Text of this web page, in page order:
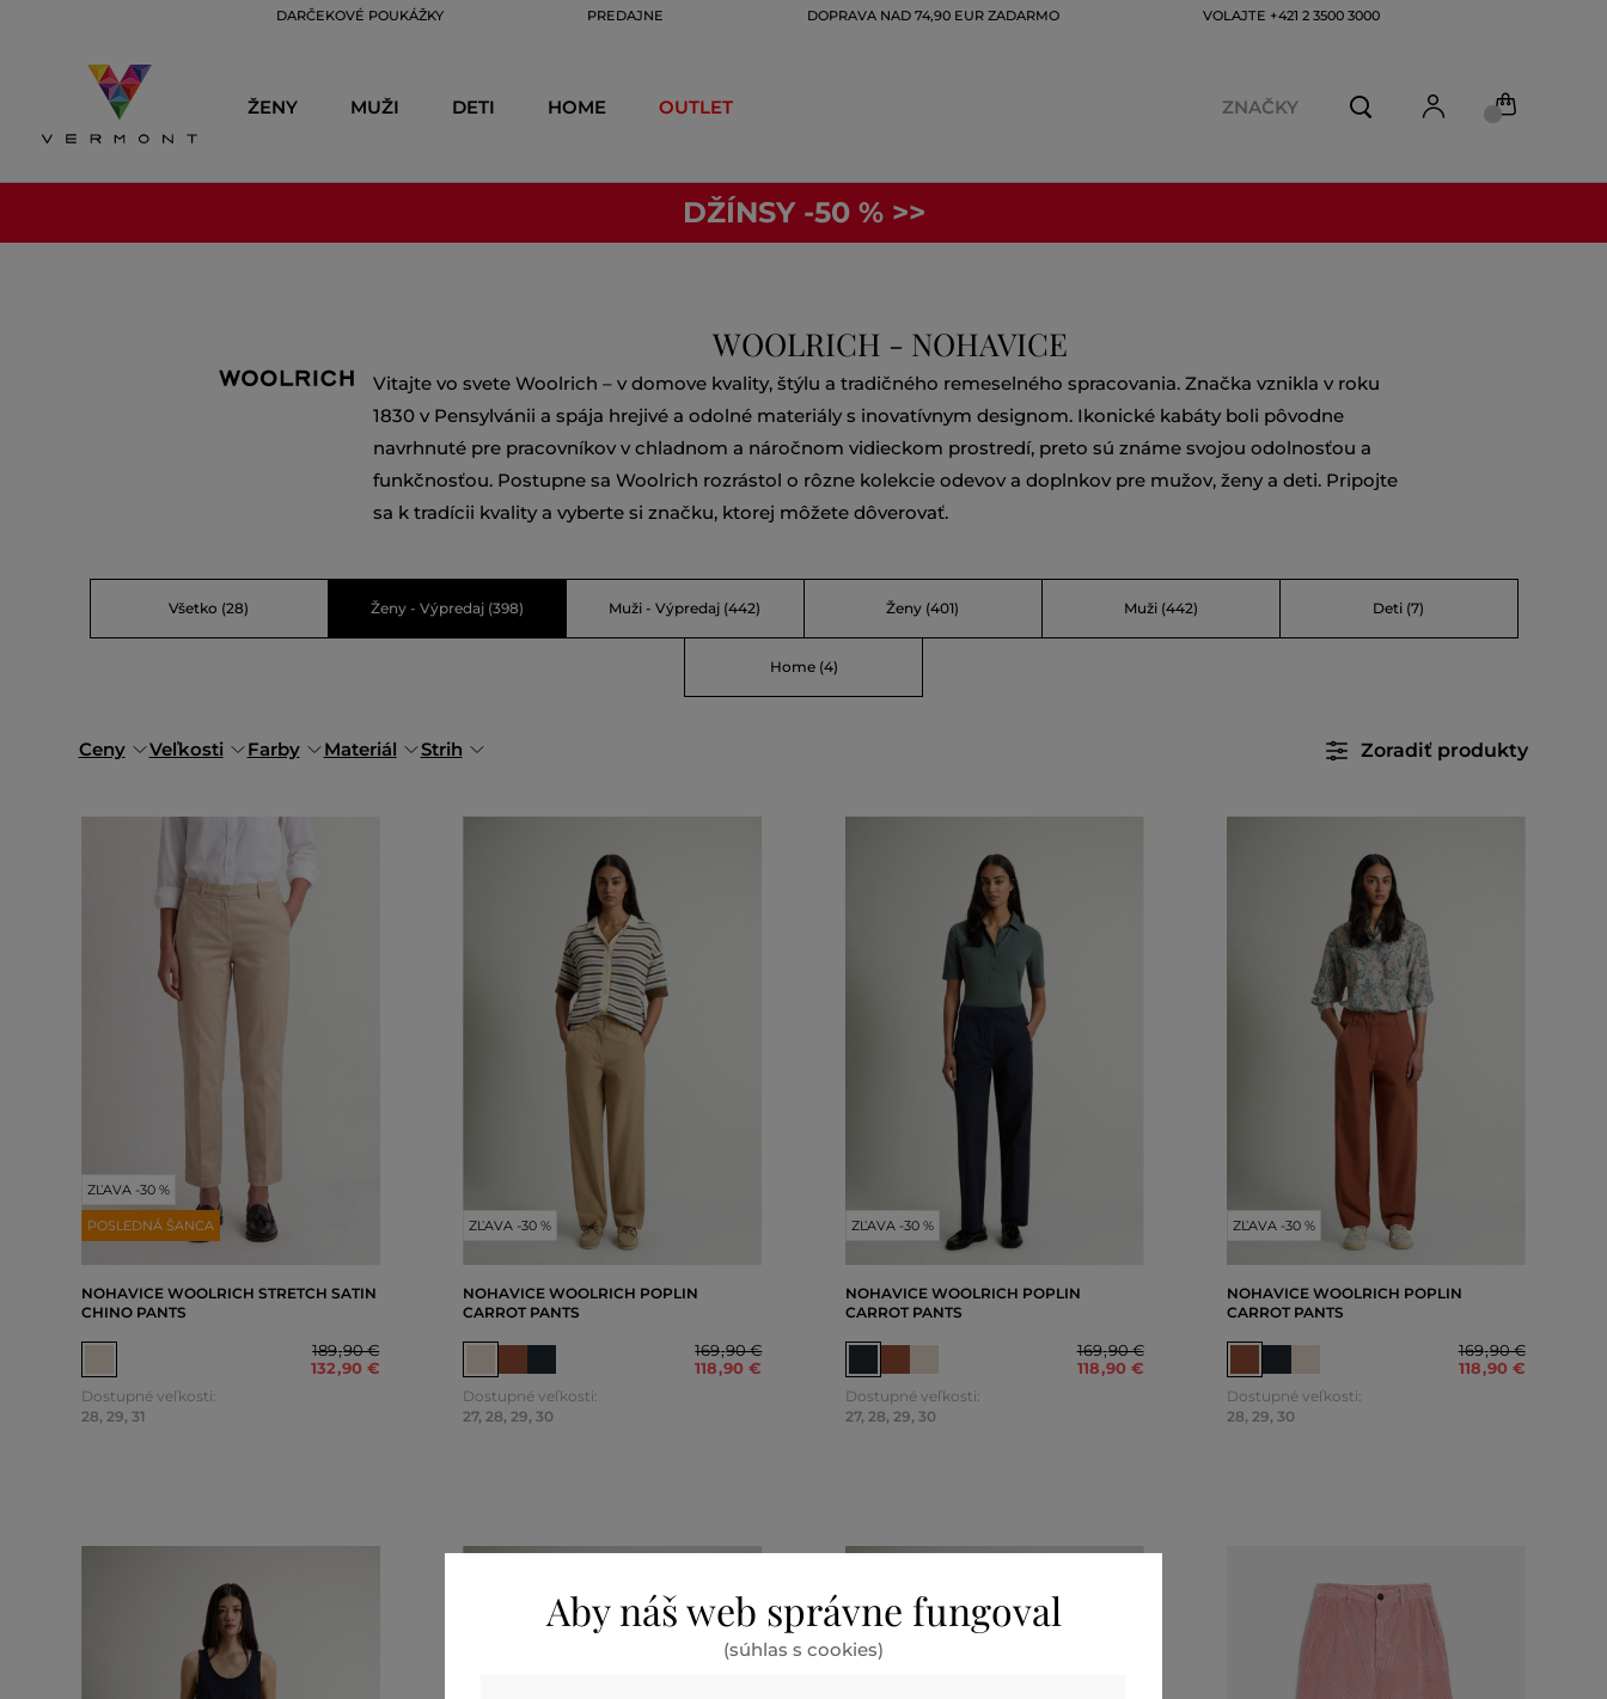
DARČEKOVÉ POUKÁŽKY PREDAJNE DOPRAVA NAD 74,90 EUR ZADARMO VOLAJTE +421 2 3500 3000
ŽENY MUŽI DETI HOME OUTLET ZNAČKY
DŽÍNSY -50 % >>
WOOLRICH - NOHAVICE
Vitajte vo svete Woolrich – v domove kvality, štýlu a tradičného remeselného spracovania. Značka vznikla v roku
1830 v Pensylvánii a spája hrejivé a odolné materiály s inovatívnym designom. Ikonické kabáty boli pôvodne
navrhnuté pre pracovníkov v chladnom a náročnom vidieckom prostredí, preto sú známe svojou odolnosťou a
funkčnosťou. Postupne sa Woolrich rozrástol o rôzne kolekcie odevov a doplnkov pre mužov, ženy a deti. Pripojte
sa k tradícii kvality a vyberte si značku, ktorej môžete dôverovať.
Všetko (28) Ženy - Výpredaj(398) Muži - Výpredaj (442) Ženy (401) Muži(442) Deti (7)
Home(4)
Ceny Veľkosti Farby Materiál Strih Zoradiť produkty
ZĽAVA -30 %
POSLEDNÁ ŠANCA
NOHAVICE WOOLRICH STRETCH SATIN
CHINO PANTS
189,90 €
132,90 €
Dostupné veľkosti:
28, 29, 31
ZĽAVA -30 %
NOHAVICE WOOLRICH POPLIN
CARROT PANTS
169,90 €
118,90 €
Dostupné veľkosti:
27, 28, 29, 30
ZĽAVA -30 %
NOHAVICE WOOLRICH POPLIN
CARROT PANTS
169,90 €
118,90 €
Dostupné veľkosti:
27, 28, 29, 30
ZĽAVA -30 %
NOHAVICE WOOLRICH POPLIN
CARROT PANTS
169,90 €
118,90 €
Dostupné veľkosti:
28, 29, 30
Aby náš web správne fungoval
(súhlas s cookies)